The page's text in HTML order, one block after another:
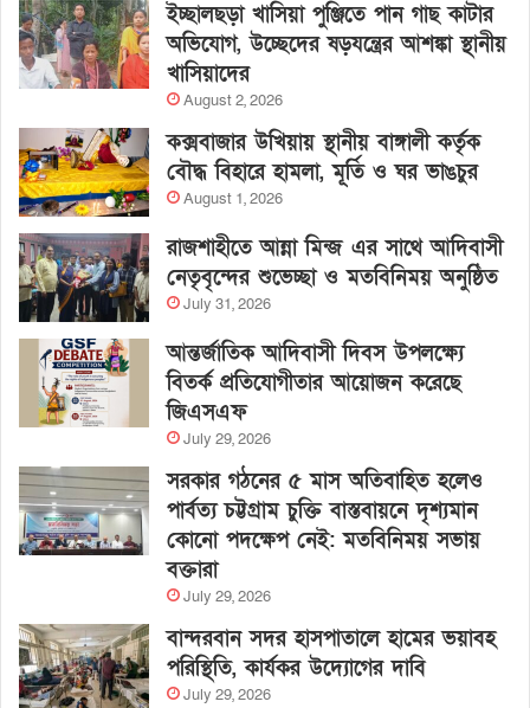
ইচ্ছালছড়া খাসিয়া পুঞ্জিতে পান গাছ কাটার
অভিযোগ, উচ্ছেদের ষড়যন্ত্রের আশঙ্কা স্থানীয়
খাসিয়াদের
August 2, 2026
কক্সবাজার উখিয়ায় স্থানীয় বাঙ্গালী কর্তৃক
বৌদ্ধ বিহারে হামলা, মূর্তি ও ঘর ভাঙচুর
August 1, 2026
রাজশাহীতে আন্না মিন্জ এর সাথে আদিবাসী
নেতৃবৃন্দের শুভেচ্ছা ও মতবিনিময় অনুষ্ঠিত
July 31, 2026
আন্তর্জাতিক আদিবাসী দিবস উপলক্ষ্যে
বিতর্ক প্রতিযোগীতার আয়োজন করেছে
জিএসএফ
July 29, 2026
সরকার গঠনের ৫ মাস অতিবাহিত হলেও
পার্বত্য চট্টগ্রাম চুক্তি বাস্তবায়নে দৃশ্যমান
কোনো পদক্ষেপ নেই: মতবিনিময় সভায়
বক্তারা
July 29, 2026
বান্দরবান সদর হাসপাতালে হামের ভয়াবহ
পরিস্থিতি, কার্যকর উদ্যোগের দাবি
July 29, 2026